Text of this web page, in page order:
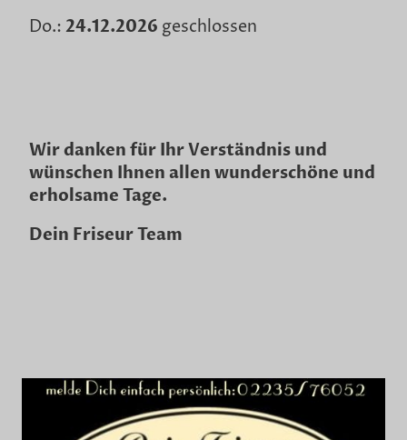
Do.: 24.12.2026 geschlossen
Wir danken für Ihr Verständnis und
wünschen Ihnen allen wunderschöne und
erholsame Tage.
Dein Friseur Team